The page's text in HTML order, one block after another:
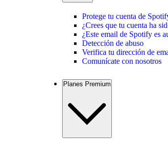
Protege tu cuenta de
¿Crees que tu cuenta ha
¿Este email de Spotify es
Detección de abuso
Verifica tu dirección de
Comunícate con nosotros
Planes Premium